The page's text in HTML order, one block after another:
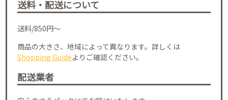
送料・配送について
送料/850円～
商品の大きさ、地域によって異なります。詳しくは
Shopping Guideよりご確認ください。
配送業者